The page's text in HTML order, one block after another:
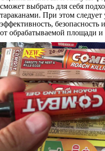
сможет выбрать для себя
тараканами. При этом
эффективность, безопасность
от обрабатываемой площади и